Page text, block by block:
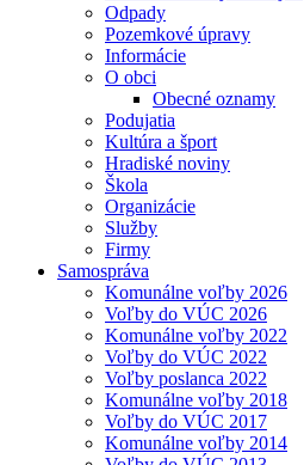
Odpady
Pozemkové úpravy
Informácie
O obci
Obecné oznamy
Podujatia
Kultúra a šport
Hradiské noviny
Škola
Organizácie
Služby
Firmy
Samospráva
Komunálne voľby 2026
Voľby do VÚC 2026
Komunálne voľby 2022
Voľby do VÚC 2022
Voľby poslanca 2022
Komunálne voľby 2018
Voľby do VÚC 2017
Komunálne voľby 2014